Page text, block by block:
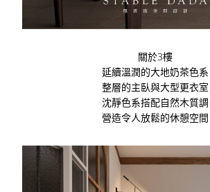
關於3樓
延續溫潤的大地奶茶色系
整層的主臥與大型更衣室
沈靜色系搭配自然木質調
營造令人放鬆的休憩空間